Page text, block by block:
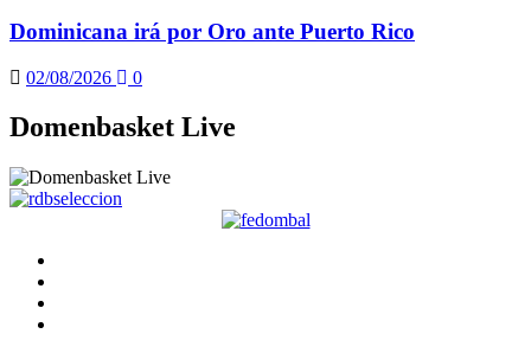
Dominicana irá por Oro ante Puerto Rico
02/08/2026 0
Domenbasket Live